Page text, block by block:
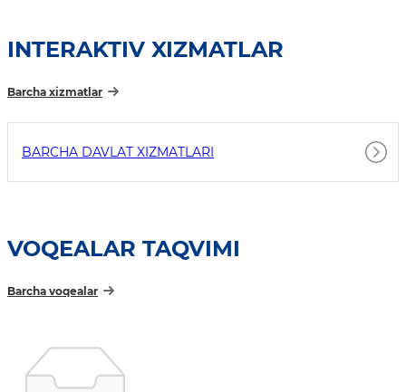
INTERAKTIV XIZMATLAR
Barcha xizmatlar
BARCHA DAVLAT XIZMATLARI
VOQEALAR TAQVIMI
Barcha voqealar